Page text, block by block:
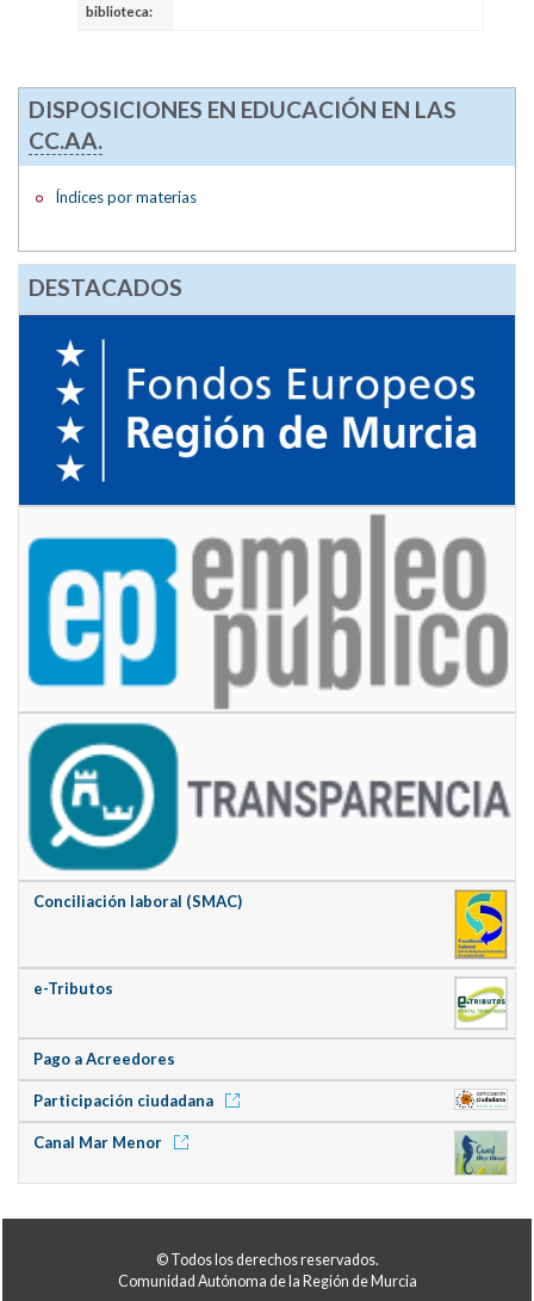
biblioteca:
DISPOSICIONES EN EDUCACIÓN EN LAS
CC.AA.
Índices por materias
DESTACADOS
Conciliación laboral (SMAC)
e-Tributos
Pago a Acreedores
Participación ciudadana
Canal Mar Menor
© Todos los derechos reservados.
Comunidad Autónoma de la Región de Murcia